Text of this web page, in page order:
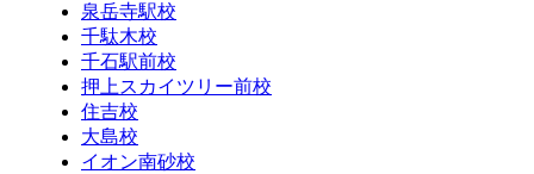
泉岳寺駅校
千駄木校
千石駅前校
押上スカイツリー前校
住吉校
大島校
イオン南砂校